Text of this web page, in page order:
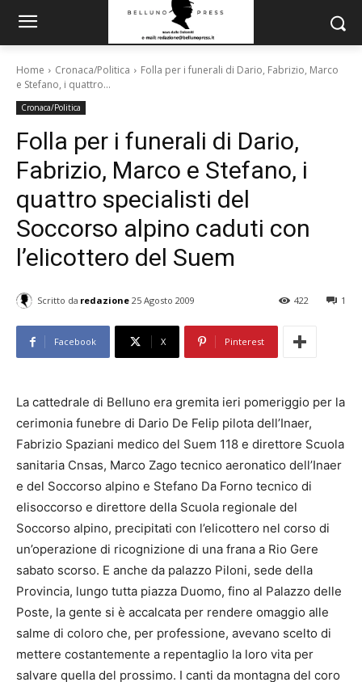
Home Cronaca/Politica
Folla per i funerali di Dario, Fabrizio, Marco
e Stefano, i quattro...
Cronaca/Politica
Folla per i funerali di Dario,
Fabrizio, Marco e Stefano, i
quattro specialisti del
Soccorso alpino caduti con
l’elicottero del Suem
Scritto da redazione 25 Agosto 2009 1
422
Facebook X Pinterest
La cattedrale di Belluno era gremita ieri pomeriggio per la
cerimonia funebre di Dario De Felip pilota dell’Inaer,
Fabrizio Spaziani medico del Suem 118 e direttore Scuola
sanitaria Cnsas, Marco Zago tecnico aeronatico dell’Inaer
e del Soccorso alpino e Stefano Da Forno tecnico di
elisoccorso e direttore della Scuola regionale del
Soccorso alpino, precipitati con l’elicottero nel corso di
un’operazione di ricognizione di una frana a Rio Gere
sabato scorso. E anche da palazzo Piloni, sede della
Provincia, lungo tutta piazza Duomo, fino al Palazzo delle
Poste, la gente si è accalcata per rendere omaggio alle
salme di coloro che, per professione, avevano scelto di
mettere costantemente a repentaglio la loro vita per
salvare quella del prossimo. I canti da montagna del coro